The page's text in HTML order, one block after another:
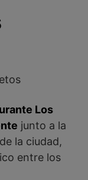
Los
junto a la
la ciudad,
entre los